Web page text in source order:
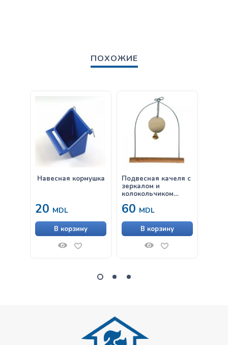
ПОХОЖИЕ
Навесная кормушка
20 MDL
В корзину
Подвесная качеля с
зеркалом и
колокольчиком
большая
60 MDL
В корзину